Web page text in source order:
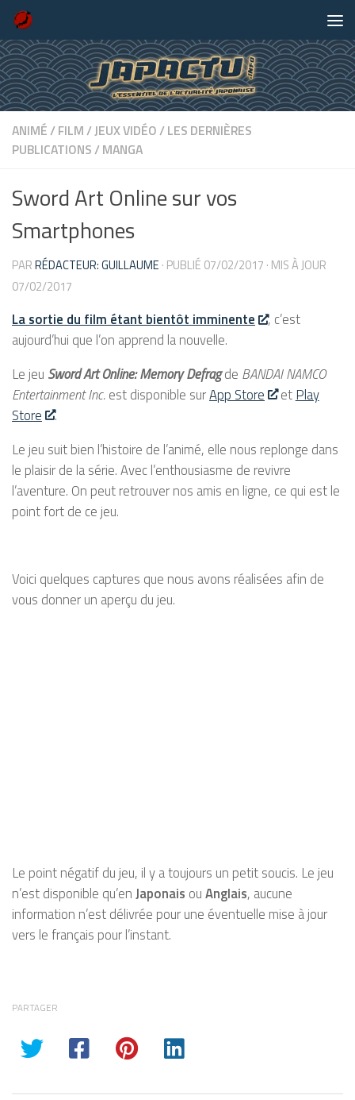
Skip to content
ANIMÉ/FILM/JEUX VIDÉO/LES DERNIÈRES
PUBLICATIONS/MANGA
Sword Art Online sur vos
Smartphones
PARRÉDACTEUR: GUILLAUME · PUBLIÉ 07/02/2017 · MIS À JOUR
07/02/2017
La sortie du film étant bientôt imminente
, c’est
aujourd’hui que l’on apprend la nouvelle.
Le jeu Sword Art Online: Memory Defragde BANDAI NAMCO
Entertainment Inc. est disponible surApp Store et Play
Store
.
Le jeu suit bien l’histoire de l’animé, elle nous replonge dans
le plaisir de la série. Avec l’enthousiasme de revivre
l’aventure. On peut retrouver nos amis en ligne, ce qui est le
point fort de ce jeu.
Voici quelques captures que nous avons réalisées afin de
vous donner un aperçu du jeu.
Le point négatif du jeu, il y a toujours un petit soucis. Le jeu
n’est disponible qu’en Japonais ou Anglais, aucune
information n’est délivrée pour une éventuelle mise à jour
vers le français pour l’instant.
PARTAGER